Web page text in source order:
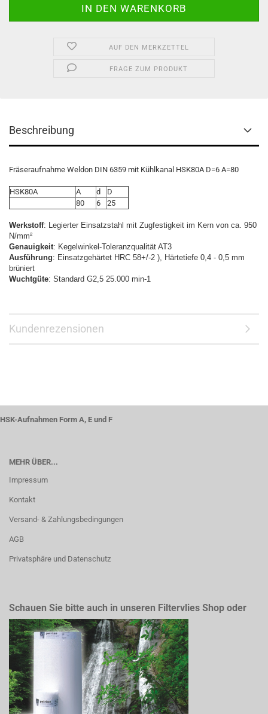
AUF DEN MERKZETTEL
FRAGE ZUM PRODUKT
Beschreibung
Fräseraufnahme Weldon DIN 6359 mit Kühlkanal HSK80A D=6 A=80
HSK80A A d
D
80
6 25
Werkstoff: Legierter Einsatzstahl mit Zugfestigkeit im Kern von ca. 950
N/mm²
Genauigkeit: Kegelwinkel-Toleranzqualität AT3
Ausführung: Einsatzgehärtet HRC 58+/-2 ), Härtetiefe 0,4 - 0,5 mm
brüniert
Wuchtgüte: Standard G2,5 25.000 min-1
Kundenrezensionen
HSK-Aufnahmen Form A, E und F
MEHR ÜBER...
Impressum
Kontakt
Versand- & Zahlungsbedingungen
AGB
Privatsphäre und Datenschutz
Schauen Sie bitte auch in unseren Filtervlies Shop oder